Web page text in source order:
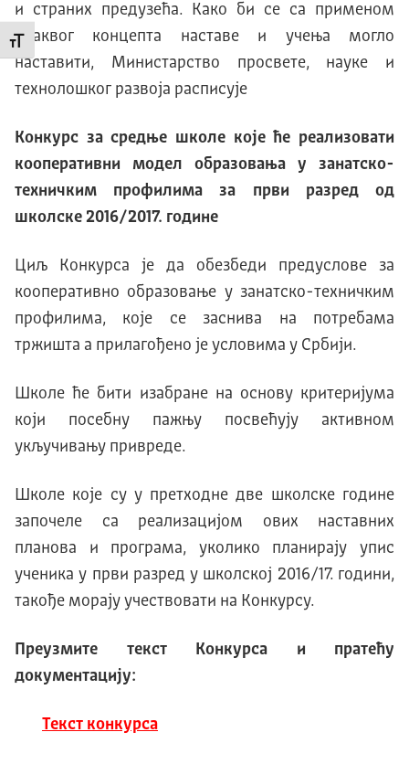
Промени величину слова
и страних предузећа. Како би се са применом
оваквог концепта наставе и учења могло
наставити, Министарство просвете, науке и
технолошког развоја расписује
Конкурс засредње школе које ће реализовати
кооперативни модел образовања у занатско-
техничким профилимаза први разред од
школске 2016/2017. године
Циљ Конкурса је да обезбеди предуслове за
кооперативно образовање у занатско-техничким
профилима, које се заснива на потребама
тржишта а прилагођено је условима у Србији.
Школе ће бити изабране на основу критеријума
који посебну пажњу посвећују активном
укључивању привреде.
Школе које су у претходне две школске године
започеле са реализацијом ових наставних
планова и програма, уколико планирају упис
ученика у први разред у школској 2016/17. години,
такође морају учествовати на Конкурсу.
Преузмите текст Конкурса и пратећу
документацију:
Текст конкурса